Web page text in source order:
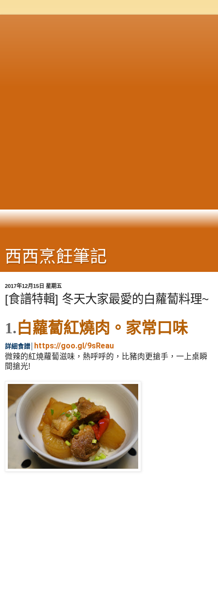
西西烹飪筆記
2017年12月15日 星期五
[食譜特輯] 冬天大家最愛的白蘿蔔料理~
1.白蘿蔔紅燒肉。家常口味
詳細食譜 https://goo.gl/9sReau
微辣的紅燒蘿蔔滋味，熱呼呼的，比豬肉更搶手，一上桌瞬
間搶光!